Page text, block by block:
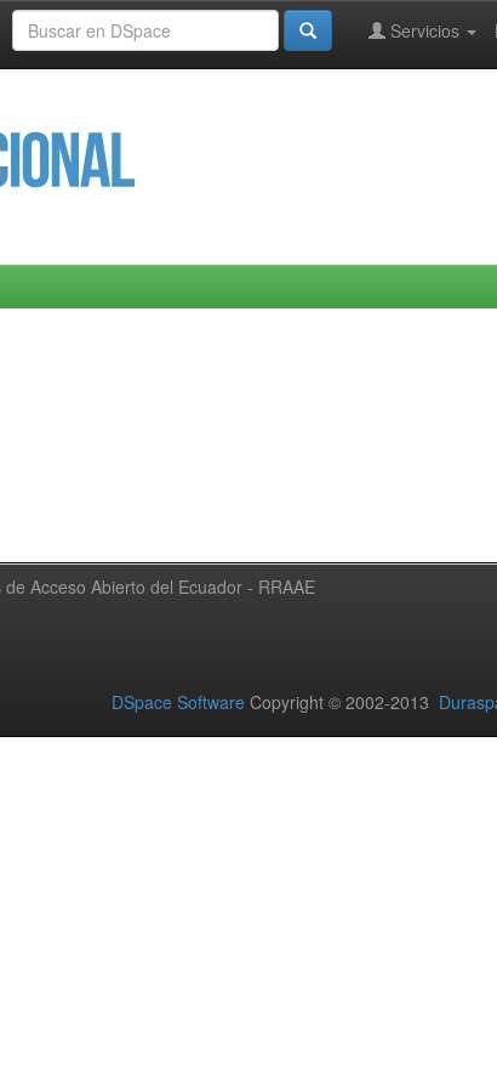
Servicios
Acceso Abierto del Ecuador - RRAAE
DSpace Software Copyright © 2002-2013